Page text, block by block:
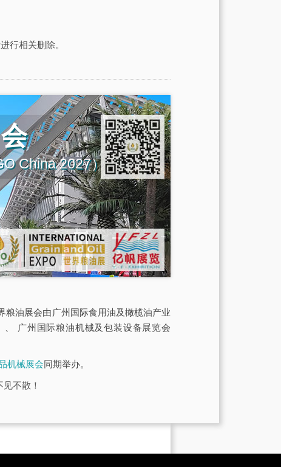
行相关删除。
China 2027）
粮油展会由广州国际食用油及橄榄油产业
、 广州国际粮油机械及包装设备展览会
机械展会同期举办。
不散！